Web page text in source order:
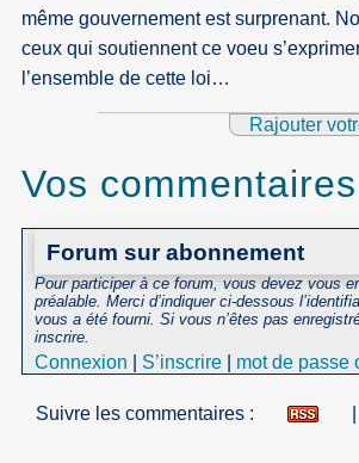
même gouvernement est surprenant.
ceux qui soutiennent ce voeu
l’ensemble de cette loi…
Rajouter
Vos commentaires
Forum sur abonnement
Pour participer à ce forum, vous devez vous
préalable. Merci d’indiquer ci-dessous
vous a été fourni. Si vous n’êtes pas
inscrire.
Connexion S’inscrire mot de passe
Suivre les commentaires :